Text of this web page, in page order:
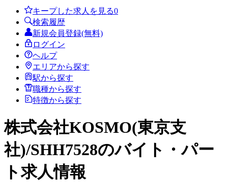
キープした求人を見る0
検索履歴
新規会員登録(無料)
ログイン
ヘルプ
エリアから探す
駅から探す
職種から探す
特徴から探す
株式会社KOSMO(東京支
社)/SHH7528のバイト・パー
ト求人情報